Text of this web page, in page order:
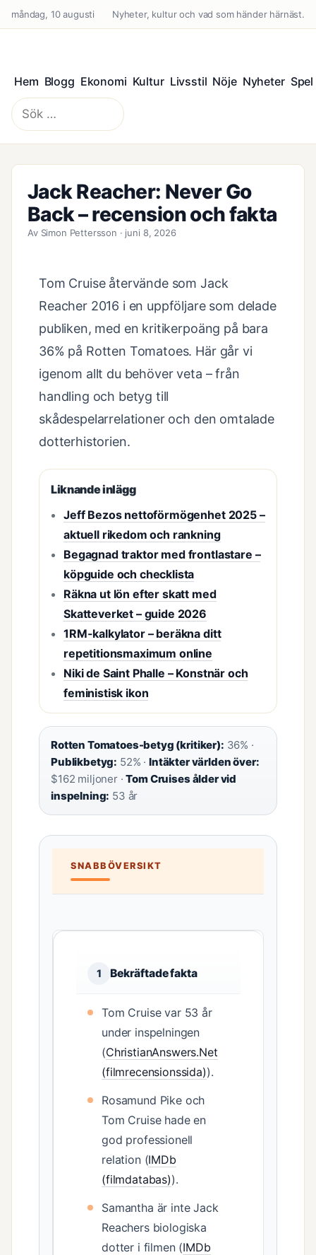
måndag, 10 augusti Nyheter, kultur och vad som händer härnäst.
Hem Blogg Ekonomi Kultur Livsstil Nöje Nyheter Spel
Sök
efter:
Jack Reacher: Never Go
Back – recension och fakta
Av Simon Pettersson · juni 8, 2026
Tom Cruise återvände som Jack
Reacher 2016 i en uppföljare som delade
publiken, med en kritikerpoäng på bara
36% på Rotten Tomatoes. Här går vi
igenom allt du behöver veta – från
handling och betyg till
skådespelarrelationer och den omtalade
dotterhistorien.
Liknande inlägg
Jeff Bezos nettoförmögenhet 2025 –
aktuell rikedom och rankning
Begagnad traktor med frontlastare –
köpguide och checklista
Räkna ut lön efter skatt med
Skatteverket – guide 2026
1RM-kalkylator – beräkna ditt
repetitionsmaximum online
Niki de Saint Phalle – Konstnär och
feministisk ikon
Rotten Tomatoes-betyg (kritiker): 36% ·
Publikbetyg: 52% · Intäkter världen över:
$162 miljoner ·Tom Cruises ålder vid
inspelning: 53 år
SNABBÖVERSIKT
1 Bekräftade fakta
Tom Cruise var 53 år
under inspelningen
(ChristianAnswers.Net
(filmrecensionssida)).
Rosamund Pike och
Tom Cruise hade en
god professionell
relation (IMDb
(filmdatabas)).
Samantha är inte Jack
Reachers biologiska
dotter i filmen (IMDb